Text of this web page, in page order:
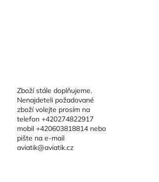
Zboží stále doplňujeme.
Nenajdeteli požadované
zboží volejte prosím na
telefon +420274822917
mobil +420603818814 nebo
pište na e-mail
aviatik@aviatik.cz